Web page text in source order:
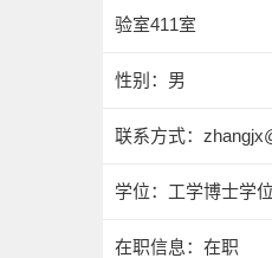
验室411室
性别：男
联系方式：
学位：工学博士学位
在职信息：在职